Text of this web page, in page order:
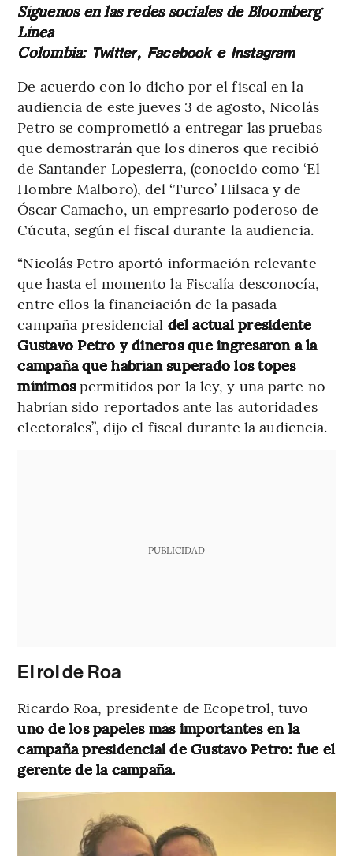
Síguenos en las redes sociales de Bloomberg
Línea
Colombia: Twitter, Facebooke Instagram
De acuerdo con lo dicho por el fiscal en la
audiencia de este jueves 3 de agosto, Nicolás
Petro se comprometió a entregar las pruebas
que demostrarán que los dineros que recibió
de Santander Lopesierra, (conocido como ‘El
Hombre Malboro), del ‘Turco’ Hilsaca y de
Óscar Camacho, un empresario poderoso de
Cúcuta, según el fiscal durante la audiencia.
“Nicolás Petro aportó información relevante
que hasta el momento la Fiscalía desconocía,
entre ellos la financiación de la pasada
campaña presidencial del actual presidente
Gustavo Petro y dineros que ingresaron a la
campaña que habrían superado los topes
mínimospermitidos por la ley, y una parte no
habrían sido reportados ante las autoridades
electorales”, dijo el fiscal durante la audiencia.
PUBLICIDAD
El rol de Roa
Ricardo Roa, presidente de Ecopetrol, tuvo
uno de los papeles más importantes en la
campaña presidencial de Gustavo Petro: fue el
gerente de la campaña.